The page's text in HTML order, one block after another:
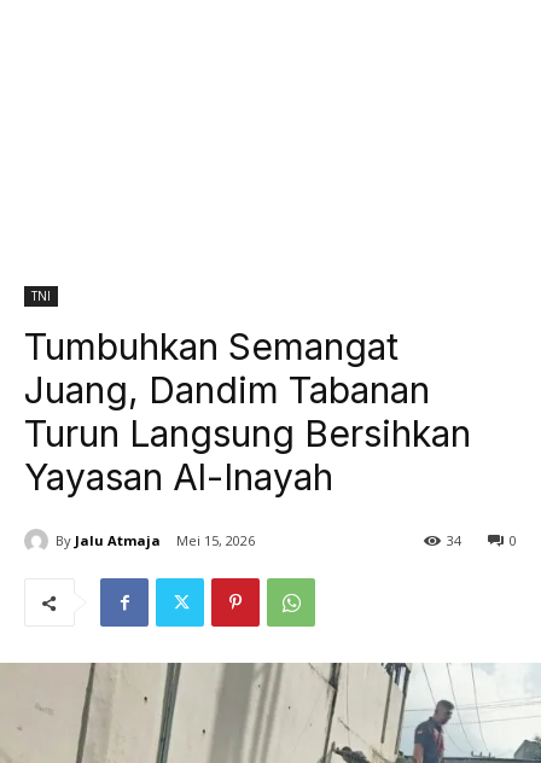
TNI
Tumbuhkan Semangat
Juang, Dandim Tabanan
Turun Langsung Bersihkan
Yayasan Al-Inayah
By Jalu Atmaja Mei 15, 2026 0
34